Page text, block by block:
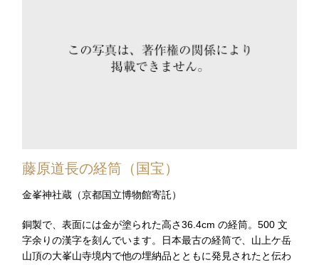
藤原道長の経筒（国宝）
金峯神社蔵（京都国立博物館寄託）
銅製で、表面には金が塗られた高さ36.4cm の経筒。500 文
字余りの漢字を刻んでいます。日本最古の経筒で、山上ケ岳
山頂の大峯山寺境内で他の埋納品とともに発見されたと伝わ